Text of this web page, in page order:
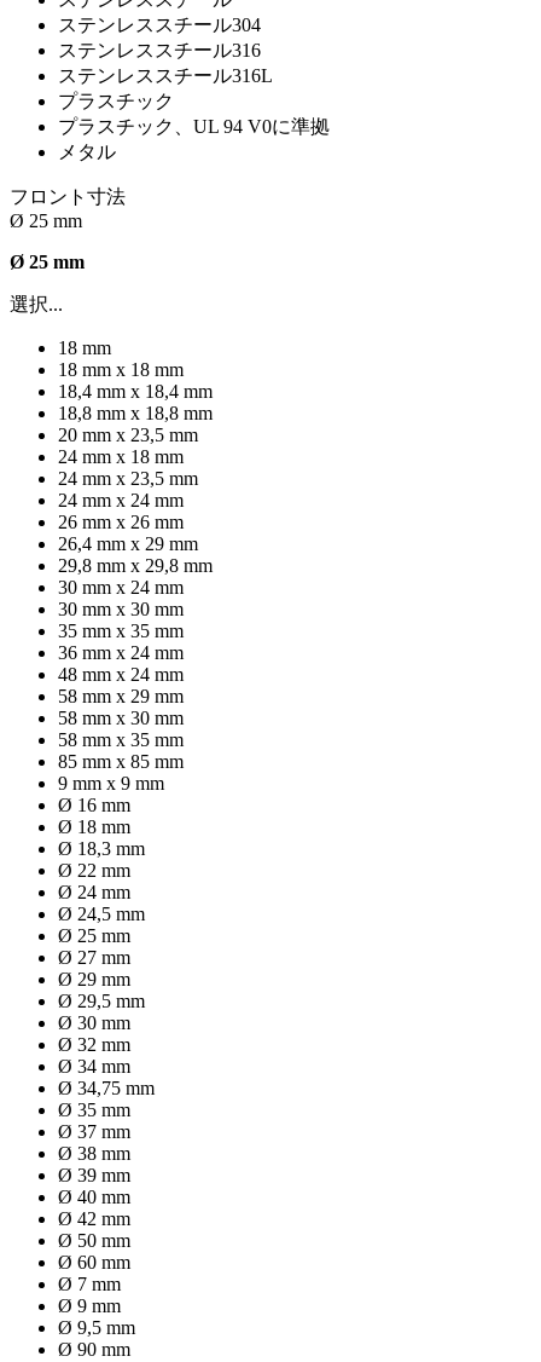
ステンレススチール304
ステンレススチール316
ステンレススチール316L
プラスチック
プラスチック、UL 94 V0に準拠
メタル
フロント寸法
Ø 25 mm
Ø 25 mm
選択...
18 mm
18 mm x 18 mm
18,4 mm x 18,4 mm
18,8 mm x 18,8 mm
20 mm x 23,5 mm
24 mm x 18 mm
24 mm x 23,5 mm
24 mm x 24 mm
26 mm x 26 mm
26,4 mm x 29 mm
29,8 mm x 29,8 mm
30 mm x 24 mm
30 mm x 30 mm
35 mm x 35 mm
36 mm x 24 mm
48 mm x 24 mm
58 mm x 29 mm
58 mm x 30 mm
58 mm x 35 mm
85 mm x 85 mm
9 mm x 9 mm
Ø 16 mm
Ø 18 mm
Ø 18,3 mm
Ø 22 mm
Ø 24 mm
Ø 24,5 mm
Ø 25 mm
Ø 27 mm
Ø 29 mm
Ø 29,5 mm
Ø 30 mm
Ø 32 mm
Ø 34 mm
Ø 34,75 mm
Ø 35 mm
Ø 37 mm
Ø 38 mm
Ø 39 mm
Ø 40 mm
Ø 42 mm
Ø 50 mm
Ø 60 mm
Ø 7 mm
Ø 9 mm
Ø 9,5 mm
Ø 90 mm